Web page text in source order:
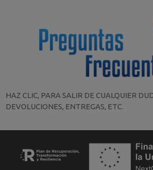
HAZ CLIC, PARA SALIR DE CUALQUIER
DEVOLUCIONES, ENTREGAS, ETC.